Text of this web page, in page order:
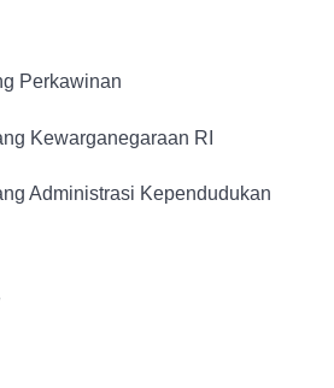
Perkawinan
Kewarganegaraan RI
Administrasi Kependudukan